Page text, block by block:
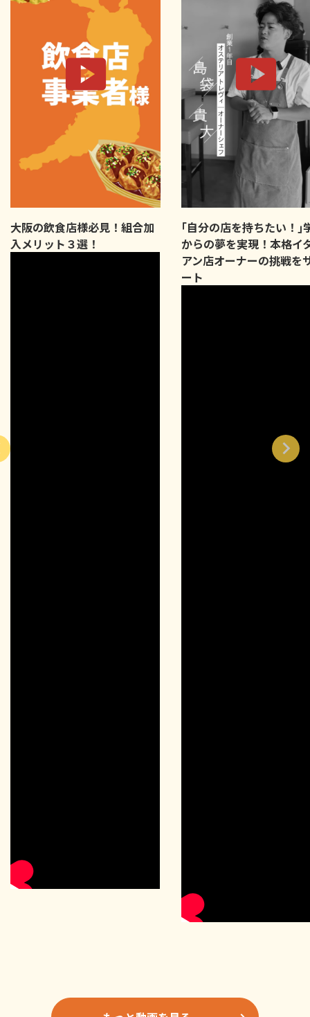
大阪の飲食店様必見！組合加
入メリット３選！
｢自分の店を持ちたい！｣
からの夢を実現！本格イ
アン店オーナーの挑戦を
ート